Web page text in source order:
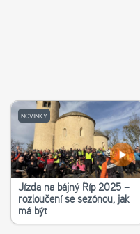
NOVINKY
Jízda na bájný Říp 2025 –
rozloučení se sezónou, jak
má být